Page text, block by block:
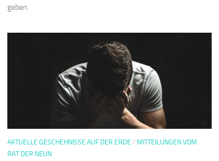
geben.
AKTUELLE GESCHEHNISSE AUF DER ERDE / MITTEILUNGEN VOM
RAT DER NEUN